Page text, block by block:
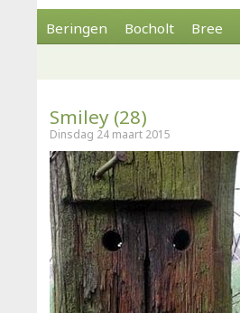
Beringen Bocholt Bree
Smiley (28)
Dinsdag 24 maart 2015